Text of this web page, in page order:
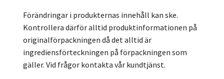
Förändringar i produkternas innehåll kan ske.
Kontrollera därför alltid produktinformationen på
originalförpackningen då det alltid är
ingrediensförteckningen på förpackningen som
gäller. Vid frågor kontakta vår kundtjänst.